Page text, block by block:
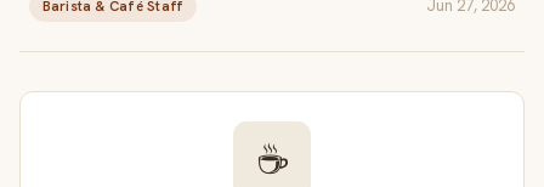
Barista & Café Staff Jun 27, 2026
☕